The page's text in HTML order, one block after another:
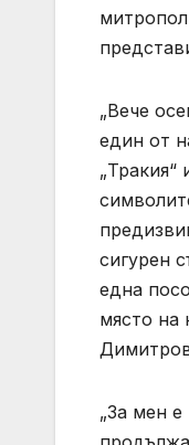
„Вече
един от
сигурен
една
място на
„За мен